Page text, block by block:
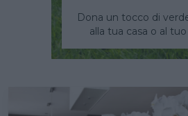
Dona un tocco di
alla tua casa o al